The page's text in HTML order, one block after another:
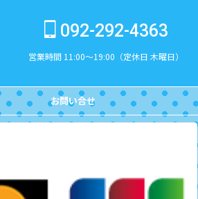
092-292-4363
営業時間 11:00～19:00（定休日 木曜日）
お問い合せ